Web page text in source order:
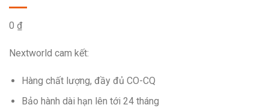
0 ₫
Nextworld cam kết:
Hàng chất lượng, đầy đủ CO-CQ
Bảo hành dài hạn lên tới 24 tháng